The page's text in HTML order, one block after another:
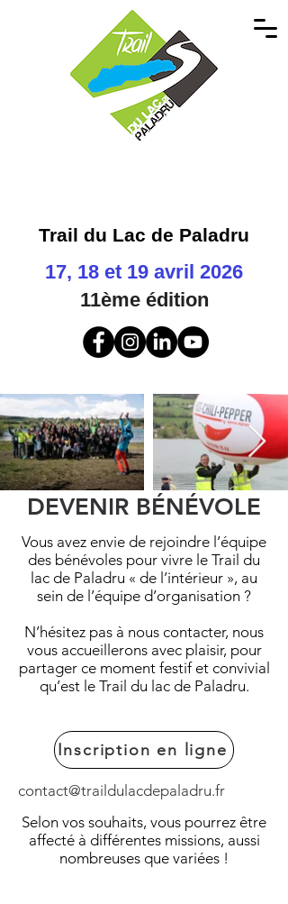
17, 18 et 19 avril 2026
11èmeédition
Trail du Lac de Paladru
DEVENIR BÉNÉVOLE
Vous avez envie de rejoindre l’équipe
des bénévoles pour vivre le Trail du
lac de Paladru « de l’intérieur », au
sein de l’équipe d’organisation ?
N’hésitez pas à nous contacter, nous
vous accueillerons avec plaisir, pour
partager ce moment festif et convivial
qu’est le Trail du lac de Paladru.
Inscription en ligne
contact@traildulacdepaladru.fr
Selon vos souhaits, vous pourrez être
affecté à différentes missions, aussi
nombreuses que variées !